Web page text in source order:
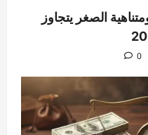
الصغر يتجاوز
0